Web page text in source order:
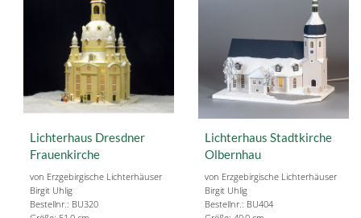
Lichterhaus Dresdner
Frauenkirche
von Erzgebirgische Lichterhäuser
Birgit Uhlig
Bestellnr.: BU320
Lichterhaus Stadtkirche
Olbernhau
von Erzgebirgische Lichterhäuser
Birgit Uhlig
Bestellnr.: BU404